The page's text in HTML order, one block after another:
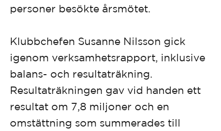
personer besökte årsmötet.
Klubbchefen Susanne Nilsson gick
igenom verksamhetsrapport, inklusive
balans- och resultaträkning.
Resultaträkningen gav vid handen ett
resultat om 7,8 miljoner och en
omstättning som summerades till